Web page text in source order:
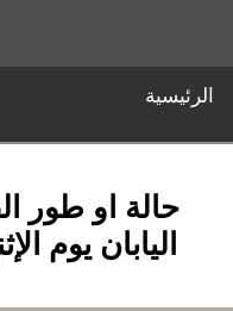
الرئيسية
حالة او طور
اليابان يوم الإثنين، 14